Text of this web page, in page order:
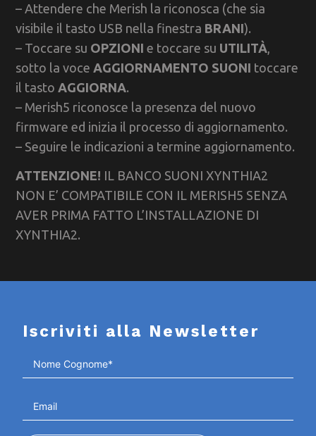
– Attendere che Merish la riconosca (che sia
visibile il tasto USB nella finestra BRANI).
– Toccare su OPZIONI e toccare su UTILITÀ
sotto la voce AGGIORNAMENTO SUONI toccare
il tasto AGGIORNA.
– Merish5 riconosce la presenza del nuovo
firmware ed inizia il processo di aggiornamento.
– Seguire le indicazioni a termine aggiornamento.
ATTENZIONE! IL BANCO SUONI XYNTHIA2
NON E’ COMPATIBILE CON IL MERISH5 SENZA
AVER PRIMA FATTO L’INSTALLAZIONE DI
XYNTHIA2.
Iscriviti alla Newsletter